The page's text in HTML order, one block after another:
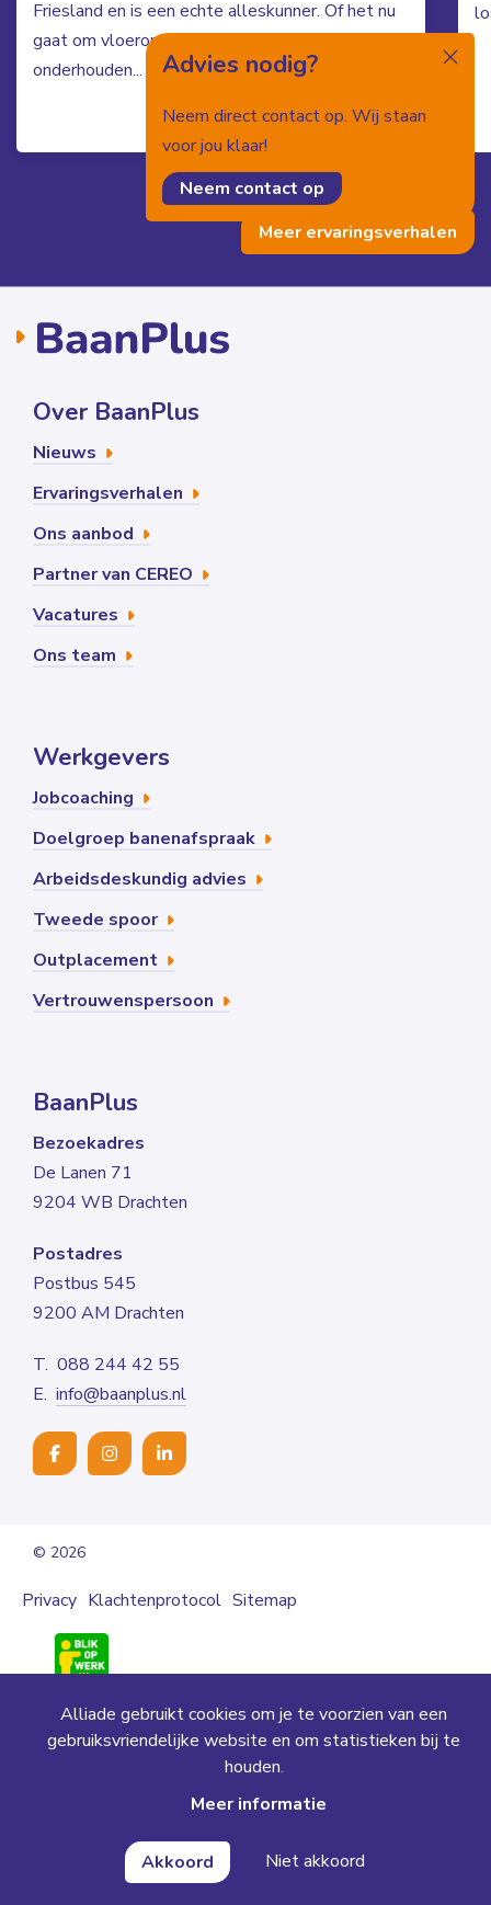
Friesland en is een echte alleskunner. Of het nu
gaat om vloeronderhoud, schilderwerk of het
onderhouden...
Bekijk locatie
Meer ervaringsverhalen
Advies nodig?
Neem direct contact op. Wij staan
voor jou klaar!
Neem contact op
Over BaanPlus
Nieuws
Ervaringsverhalen
Ons aanbod
Partner van CEREO
Vacatures
Ons team
Werkgevers
Jobcoaching
Doelgroep banenafspraak
Arbeidsdeskundig advies
Tweede spoor
Outplacement
Vertrouwenspersoon
BaanPlus
Bezoekadres
De Lanen 71
9204 WB Drachten
Postadres
Postbus 545
9200 AM Drachten
T. 088 244 42 55
E. info@baanplus.nl
© 2026
Privacy Klachtenprotocol Sitemap
BaanPlus is onderdeel van Alliade
Alliade gebruikt cookies om je te voorzien van een
gebruiksvriendelijke website en om statistieken bij te
houden.
Meer informatie
Akkoord Niet akkoord